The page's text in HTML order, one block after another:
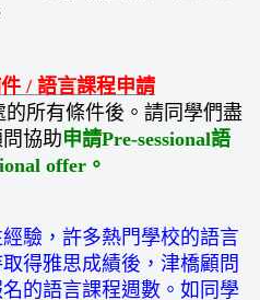
/ 語言課程申請
所有條件後。請同學們盡
協助申請Pre-sessional語
offer。
驗，許多熱門學校的語言
得雅思成績後，津橋顧問
的語言課程週數。如同學